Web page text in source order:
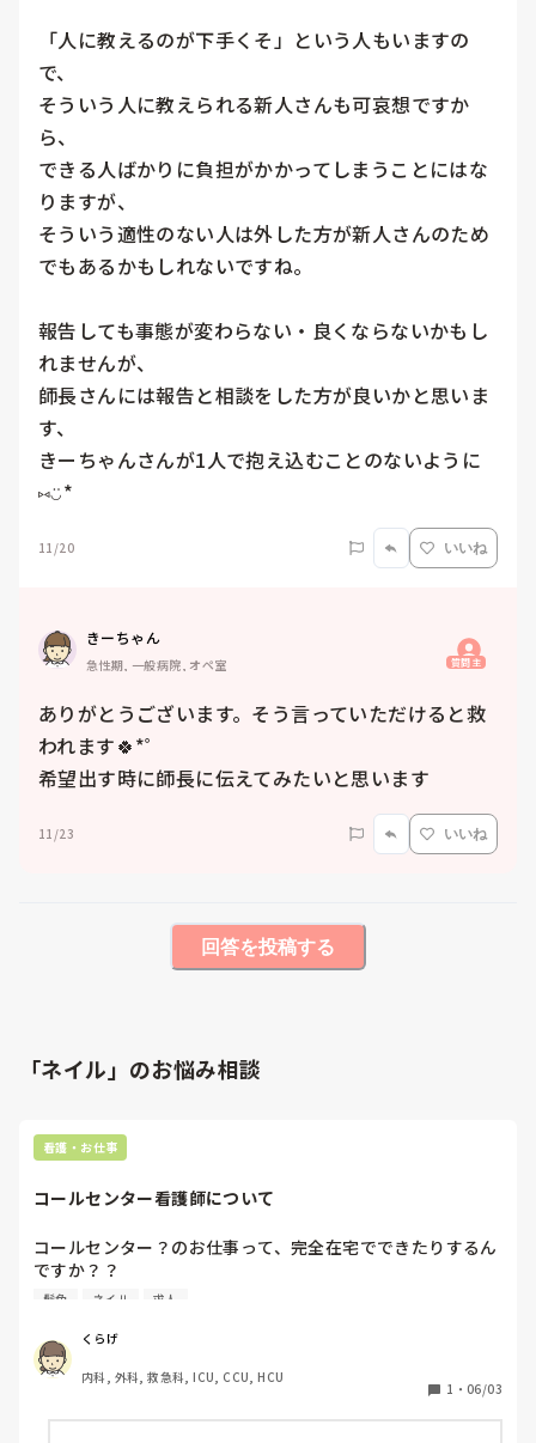
「人に教えるのが下手くそ」という人もいますの
で、
そういう人に教えられる新人さんも可哀想ですか
ら、
できる人ばかりに負担がかかってしまうことにはな
りますが、
そういう適性のない人は外した方が新人さんのため
でもあるかもしれないですね。
報告しても事態が変わらない・良くならないかもし
れませんが、
師長さんには報告と相談をした方が良いかと思いま
す、
きーちゃんさんが1人で抱え込むことのないように
⑅◡̈*
11/20 いいね
きーちゃん
急性期, 一般病院, オペ室 質問主
ありがとうございます。そう言っていただけると救
われます🍀*゜
希望出す時に師長に伝えてみたいと思います
11/23 いいね
回答を投稿する
「ネイル」のお悩み相談
看護・お仕事
コールセンター看護師について
コールセンター？のお仕事って、完全在宅でできたりするん
ですか？？
コールセンターでお仕事したことないのですが、SNSとか見
なってます🤔
時々SNSの広告で出てくる、髪型髪色自由、ネイルOK、月
40万以上、夜勤なし！みたいな夢のような求人うたってるや
髪色 ネイル 求人
くらげ
内科, 外科, 救急科, ICU, CCU, HCU
1 ・ 06/03